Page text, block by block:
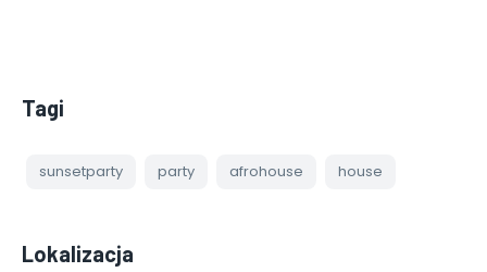
Tagi
sunsetparty party afrohouse house
Lokalizacja